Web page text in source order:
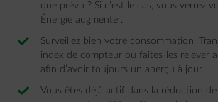
que prévu ? Si c’est le cas, vous verrez
Énergie augmenter.
Surveillez bien votre consommation.
index de compteur ou faites-les relever
afin d’avoir toujours un aperçu à jour.
Vous êtes déjà actif dans la réduction